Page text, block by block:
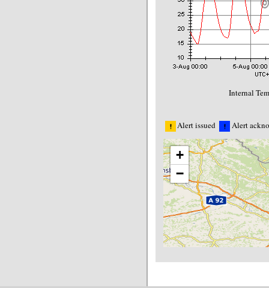
Internal
Alert issued Alert
+
−